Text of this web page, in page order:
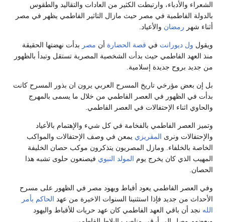
الشعراء والأدباء، وارتبطت الكثير من العادات والتقاليد والطقوس
بالدولة الفاطمية في مصر حيث مازال التاثير الفاطمي يظهر في مصر
أثناء شهر رمضان والأعياد.
ويقول ول ديورانت في قصة الحضارة أن مصر بدأت نهضتها الحقيقة
منذ العهد الفاطمي حيث بدأت الشخصية المصرية تستقل وتبدأ بالظهور
من جديد بروح جديدة إسلامية.
بل إن بعض مؤرخي تاريخ المسرح العربي يرون ان بذور المسرح كانت
بدأت في الظهور في العصر الفاطمي من خلال ما يسمى بالمهرج
والحاوي اثناء الإحتفالات في العصر الفاطمي.
وتميز العصر الفاطمي بالفخامة في كل شيء والإهتمام بالأعياد
والإحتفالات ونرى المقريزي يمعن في وصف الإحتفالات والمواكب
الخاصة بالخلفاء. ومازل المصريون يتذكرون موكب حصان الخليفة
المهيب الذي كان يخرج يوم المولد النبوي فيصنعون حلوى تشبه هذا
الحصان.
وفي العصر الفاطمي يعود أقباط ويهود مصر في الظهور على مسرح
الأحداث من جديد فإذا استثنينا السنوات الاخيرة من عهد الحاكم بأمر
الله نجد أن باقي العهد الفاطمي كان عهد حريات للأقباط واليهود